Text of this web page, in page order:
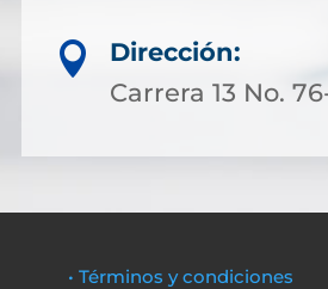

Dirección:
Carrera 13 No.
• Términos y condiciones